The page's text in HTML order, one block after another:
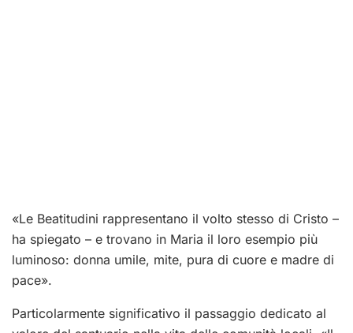
«Le Beatitudini rappresentano il volto stesso di Cristo –
ha spiegato – e trovano in Maria il loro esempio più
luminoso: donna umile, mite, pura di cuore e madre di
pace».
Particolarmente significativo il passaggio dedicato al